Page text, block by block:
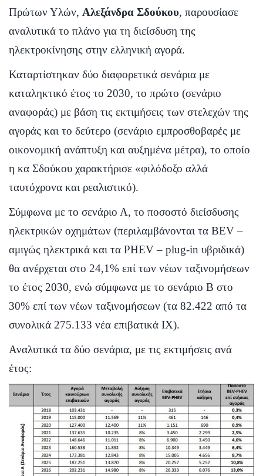
Πρώτων Υλών, Αλεξάνδρα Σδούκου, παρουσίασε
αναλυτικά το πλάνο για τη διείσδυση της
ηλεκτροκίνησης στην ελληνική αγορά.
Καταρτίστηκαν δύο διαφορετικά σενάρια με
καταληκτικό έτος το 2030, το πρώτο (σενάριο
αναφοράς) με βάση τις εκτιμήσεις των στελεχών της
αγοράς και το δεύτερο (σενάριο εμπροσθοβαρές με
οικονομική ανάπτυξη και αυξημένα μέτρα), το οποίο
η κα Σδούκου χαρακτήρισε «φιλόδοξο αλλά
ταυτόχρονα και ρεαλιστικό).
Σύμφωνα με το σενάριο Α, το ποσοστό διείσδυσης
ηλεκτρικών οχημάτων (περιλαμβάνονται τα BEV –
αμιγώς ηλεκτρικά και τα PHEV – plug-in υβριδικά)
θα ανέρχεται στο 24,1% επί των νέων ταξινομήσεων
το έτος 2030, ενώ σύμφωνα με το σενάριο Β στο
30% επί των νέων ταξινομήσεων (τα 82.422 από τα
συνολικά 275.133 νέα επιβατικά ΙΧ).
Αναλυτικά τα δύο σενάρια, με τις εκτιμήσεις ανά
έτος: